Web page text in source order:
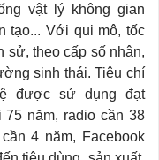
vật lý không gian
tạo... Với qui mô, tốc
sử, theo cấp số nhân,
sinh thái. Tiêu chí
được sử dụng đạt
năm, radio cần 38
4 năm, Facebook